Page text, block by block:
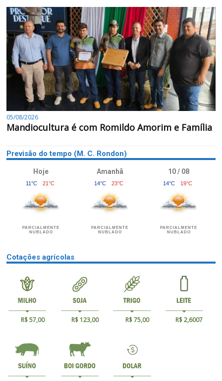
05/08/2026
Mandiocultura é com Romildo Amorim e Família
Previsão do tempo (M. C. Rondon)
Hoje
11°C 21°C
PARCIALMENTE
NUBLADO
Amanhã
14°C 23°C
PARCIALMENTE
NUBLADO
10 / 08
14°C 19°C
PARCIALMENTE
NUBLADO
Cotações agrícolas
R$ 57,00 R$ 123,00 R$ 75,00 R$ 2,6007